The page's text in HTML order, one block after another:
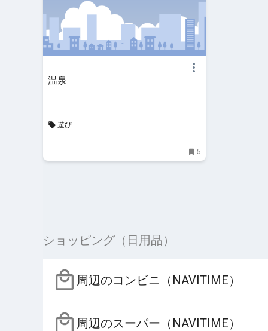
温泉
遊び
5
ショッピング（日用品）
周辺のコンビニ（NAVITIME）
周辺のスーパー（NAVITIME）